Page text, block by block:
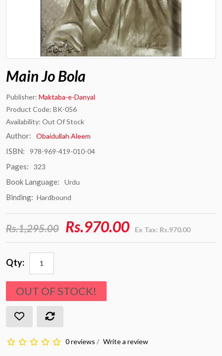
Main Jo Bola
Publisher: Maktaba-e-Danyal
Product Code: BK-056
Availability: Out Of Stock
Author: Obaidullah Aleem
ISBN: 978-969-419-010-04
Pages: 323
Book Language: Urdu
Binding: Hardbound
Rs.1,295.00 Rs.970.00 Ex Tax: Rs.970.00
Qty:
OUT OF STOCK!
0 reviews / Write a review